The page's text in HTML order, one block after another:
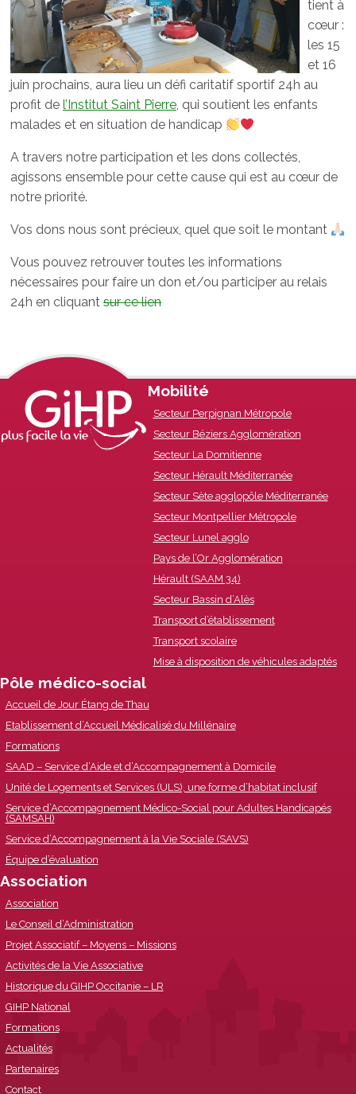
tient à
cœur :
les 15
et 16
juin prochains, aura lieu un défi caritatif sportif 24h au
profit de l’Institut Saint Pierre, qui soutient les enfants
malades et en situation de handicap
A travers notre participation et les dons collectés,
agissons ensemble pour cette cause qui est au cœur de
notre priorité.
Vos dons nous sont précieux, quel que soit le montant
Vous pouvez retrouver toutes les informations
nécessaires pour faire un don et/ou participer au relais
24h en cliquant sur ce lien
Footer
Content
Mobilité
Secteur Perpignan Métropole
Secteur Béziers Agglomération
Secteur La Domitienne
Secteur Hérault Méditerranée
Secteur Sète agglopôle Méditerranée
Secteur Montpellier Métropole
Secteur Lunel agglo
Pays de l’Or Agglomération
Hérault (SAAM 34)
Secteur Bassin d’Alès
Transport d’établissement
Transport scolaire
Mise à disposition de véhicules adaptés
Pôle médico-social
Accueil de Jour Étang de Thau
Etablissement d’Accueil Médicalisé du Millénaire
Formations
SAAD – Service d’Aide et d’Accompagnement à Domicile
Unité de Logements et Services (ULS), une forme d’habitat inclusif
Service d’Accompagnement Médico-Social pour Adultes Handicapés
(SAMSAH)
Service d’Accompagnement à la Vie Sociale (SAVS)
Équipe d’évaluation
Association
Association
Le Conseil d’Administration
Projet Associatif – Moyens – Missions
Activités de la Vie Associative
Historique du GIHP Occitanie – LR
GIHP National
Formations
Actualités
Partenaires
Contact